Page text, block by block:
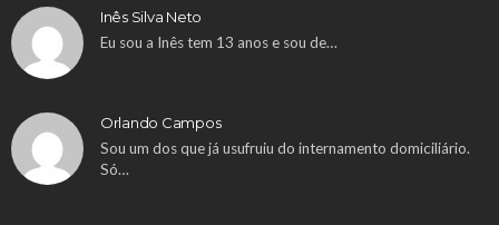
Inês Silva Neto
Eu sou a Inês tem 13 anos e sou de…
Orlando Campos
Sou um dos que já usufruiu do internamento domiciliário.
Só…